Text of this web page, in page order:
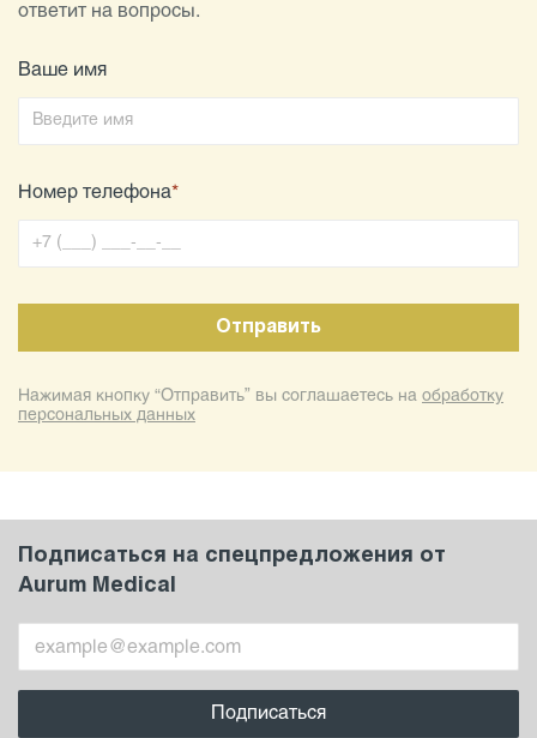
ответит на вопросы.
Ваше имя
Номер телефона*
Нажимая кнопку “Отправить” вы соглашаетесь на обработку
персональных данных
Подписаться на спецпредложения от
Aurum Medical